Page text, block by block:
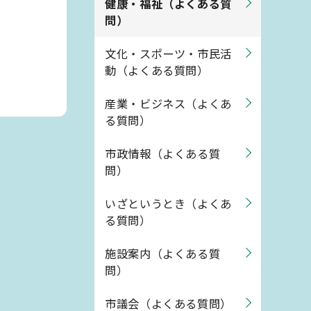
健康・福祉（よくある質
問）
文化・スポーツ・市民活
動（よくある質問）
産業・ビジネス（よくあ
る質問）
市政情報（よくある質
問）
いざというとき（よくあ
る質問）
施設案内（よくある質
問）
市議会（よくある質問）